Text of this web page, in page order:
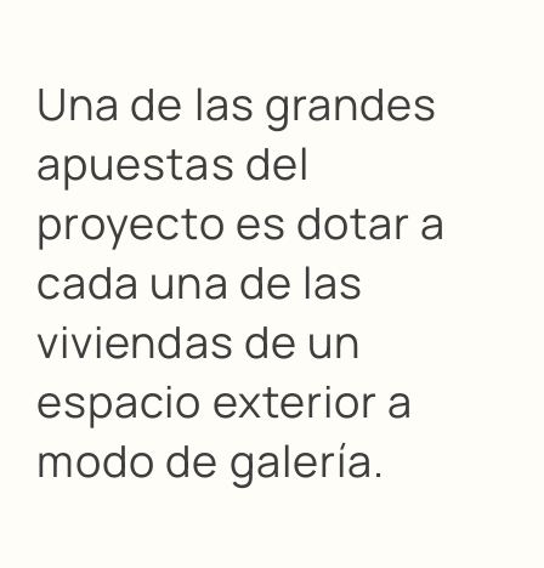
Una de las grandes
apuestas del
proyecto es dotar a
cada una de las
viviendas de un
espacio exterior a
modo de galería.